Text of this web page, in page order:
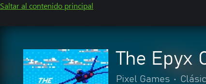
Saltar al contenido principal
The Epyx
Pixel Games •